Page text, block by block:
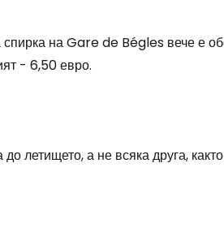
на Gare de Bégles вече е
- 6,50 евро.
летището, а не всяка друга,